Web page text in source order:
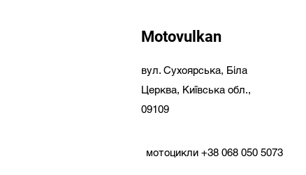
Motovulkan
вул. Сухоярська, Біла
Церква, Київська обл.,
09109
мотоцикли +38 068 050 5073